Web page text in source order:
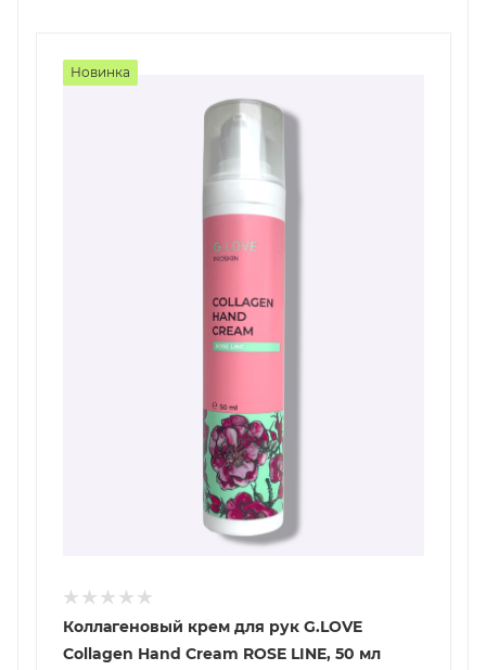
Новинка
Коллагеновый крем для рук G.LOVE
Collagen Hand Cream ROSE LINE, 50 мл